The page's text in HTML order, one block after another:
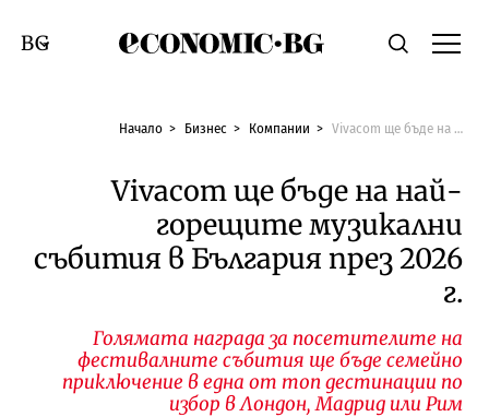
Economic.bgТърсене
Смяна на език
Начало Бизнес Компании Vivacom ще бъде на най-горещите музикални събития в България през 2026 г.
Vivacom ще бъде на най-
горещите музикални
събития в България през 2026
г.
Голямата награда за посетителите на
фестивалните събития ще бъде семейно
приключение в една от топ дестинации по
избор в Лондон, Мадрид или Рим